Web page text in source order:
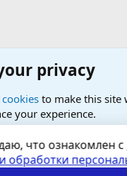
с особенностями
Russian (RU)
privacy
cookies to make this site
your experience.
and configure
что ознакомлен с
обработки